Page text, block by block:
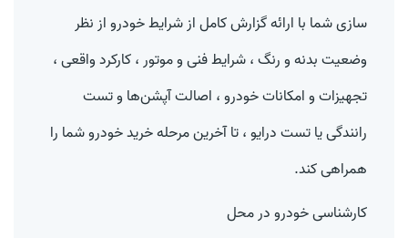
سازی شما با ارائه گزارش کامل از شرایط خودرو از نظر
وضعیتبدنه و رنگ، شرایط فنی و موتور ، کارکرد واقعی ،
تجهیزات و امکانات خودرو ، اصالت آپشن‌ها و تست
رانندگی یا تست درایو ، تا آخرین مرحله خرید خودرو شما را
همراهی کند.
کارشناسی خودرو در محل